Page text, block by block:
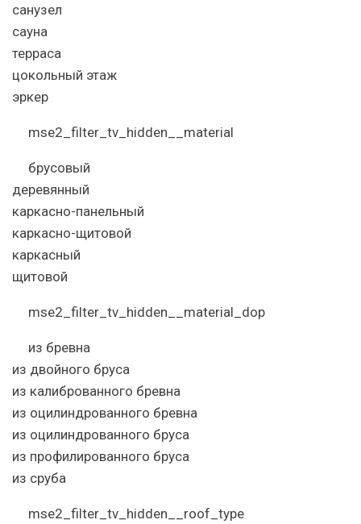
санузел
сауна
терраса
цокольный этаж
эркер
mse2_filter_tv_hidden__material
брусовый
деревянный
каркасно-панельный
каркасно-щитовой
каркасный
щитовой
mse2_filter_tv_hidden__material_dop
из бревна
из двойного бруса
из калиброванного бревна
из оцилиндрованного бревна
из оцилиндрованного бруса
из профилированного бруса
из сруба
mse2_filter_tv_hidden__roof_type